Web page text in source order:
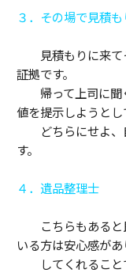
３．その場で見積
見積もりに来て
証拠です。
帰って上司に聞
値を提示しようとし
どちらにせよ、
す。
４．遺品整理士
こちらもあると
いる方は安心感が
してくれること